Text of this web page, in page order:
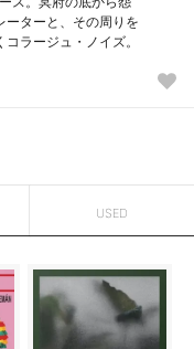
ーターと、その周りを
ラージュ・ノイズ。
USED